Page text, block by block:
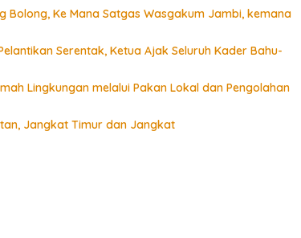
Bolong, Ke Mana Satgas Wasgakum Jambi, kemana
Serentak, Ketua Ajak Seluruh Kader Bahu-
Lingkungan melalui Pakan Lokal dan Pengolahan
Jangkat Timur dan Jangkat